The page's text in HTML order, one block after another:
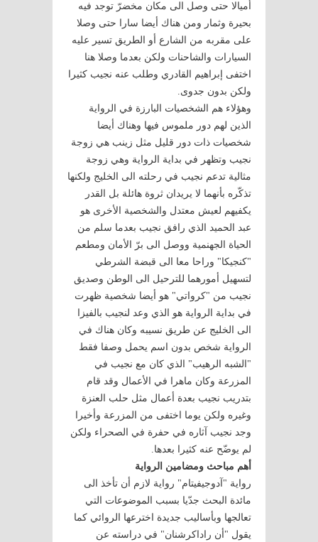
أميالا حتى وصل الى مكان مخضرّ توجد فيه
بحيرة وثمار ومن هناك أيضا سارا حتى وصلا
على مقربه من الشارع أو الطريق تسير عليه
السيارات والشاحنات ولكن بعدما وصلا هنا
اختفى إبراهيم القادري وطلب عنه نجيب كثيرا
ولكن بدون جدوى.
وهؤلاء هم الشخصيات البارزة في الرواية
الذين لهم دور ملموس فيها وهناك أيضا
شخصيات ذات دور قليل مثل زينب هي زوجة
نجيب وتظهر في بداية الرواية وهي زوجة
مثالية تدعم نجيب في رحلته الى الخليج ولكنها
تذكّره بأنهما لا يريدان ثروة هائلة بل القدر
يكفيهم لعيش معتدل والشخصية الأخرى هو
عبد الحميد الذي رافق نجيب بعدما سلم من
الحياة الجهنمية ووصل الى برّ الأمان ومطعم
"كنجيكا" وراحا معا الى قبضة الشرطي
لتسهيل أمورهما للترحيل الى الوطن وصديق
نجيب من "كرواتي" هو أيضا شخصية ظهرت
في بداية الرواية هو الذي وعد لنجيب بالفيزا
الى الخليج عن طريق نسيبه وكان هناك في
الرواية شخص بدون اسم يحمل وصفا فقط
"الشبه الرهيب" الذي كان مع نجيب في
المزرعة وكان ماهرا في الأعمال وقد قام
بتدريب نجيب بعدة أعمال مثل حلب العنزة
وغيره ولكن يوما اختفى من المزرعة وأخيرا
وجد نجيب آثاره في حفرة في الصحراء ولكن
لم يوضّح عنه كثيرا بعدها.
أهم مباحث ومضامين الرواية
رواية "آدوجيفيتام" رواية لازم أن تأخذ الى
مائدة البحث جدّيا بسبب الموضوعات التي
تعالجها وبأساليب جديدة اخترعها الروائي كما
يقول "أن راداكرشنان" في دراسته عن